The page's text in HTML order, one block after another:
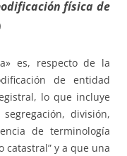
física de
es, respecto de la
de entidad
lo que incluye
división,
de terminología
catastral” y a que una